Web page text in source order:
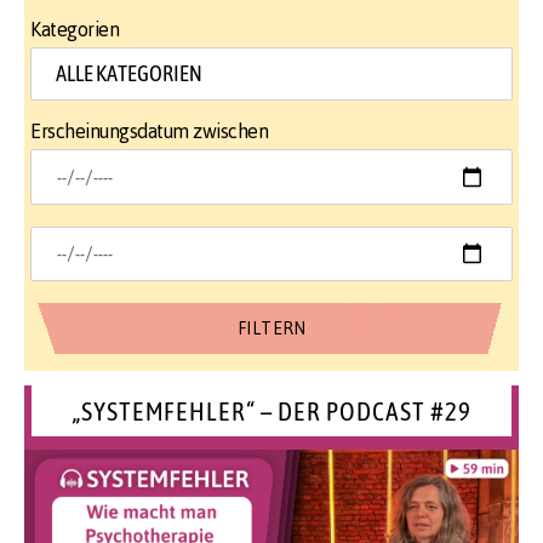
Kategorien
Erscheinungsdatum zwischen
„SYSTEMFEHLER“ – DER PODCAST #29